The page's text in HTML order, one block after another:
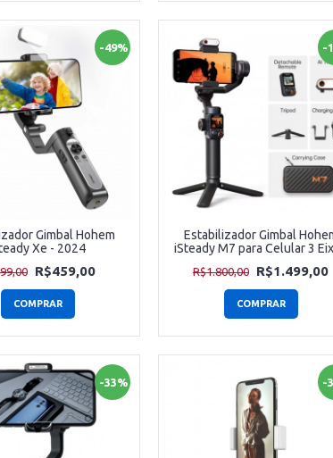
-49%
Gimbal Hohem
Xe - 2024
R$459,00
COMPRAR
-
Estabilizador Gimbal
iSteady M7 para Celular 3
R$1.800,00 R$1.499,00
COMPRAR
-33% -